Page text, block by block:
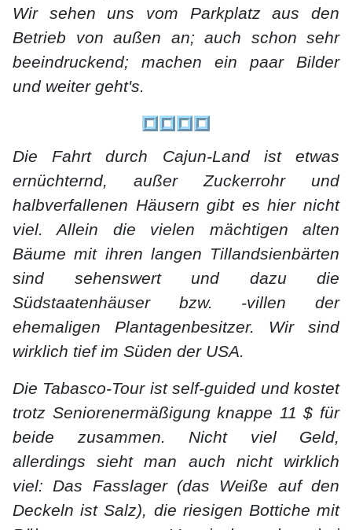
Wir sehen uns vom Parkplatz aus den
Betrieb von außen an; auch schon sehr
beeindruckend; machen ein paar Bilder
und weiter geht's.
Die Fahrt durch Cajun-Land ist etwas
ernüchternd, außer Zuckerrohr und
halbverfallenen Häusern gibt es hier nicht
viel. Allein die vielen mächtigen alten
Bäume mit ihren langen Tillandsienbärten
sind sehenswert und dazu die
Südstaatenhäuser bzw. -villen der
ehemaligen Plantagenbesitzer. Wir sind
wirklich tief im Süden der USA.
Die Tabasco-Tour ist self-guided und kostet
trotz Seniorenermäßigung knappe 11 $ für
beide zusammen. Nicht viel Geld,
allerdings sieht man auch nicht wirklich
viel: Das Fasslager (das Weiße auf den
Deckeln ist Salz), die riesigen Bottiche mit